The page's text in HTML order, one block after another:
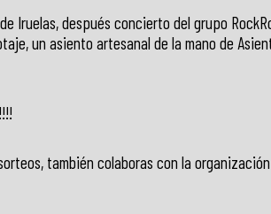
Iruelas, después concierto del grupo
un asiento artesanal de la mano de
también colaboras con la